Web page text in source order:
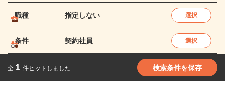
職種 指定しない 選択
条件 契約社員 選択
全 1 件ヒットしました 検索条件を保存